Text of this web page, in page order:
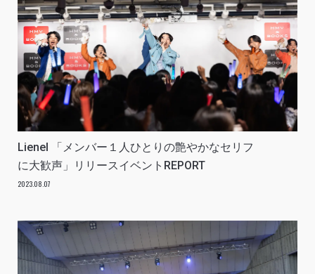
Lienel 「メンバー１人ひとりの艶やかなセリフ
に大歓声」リリースイベントREPORT
2023.08.07